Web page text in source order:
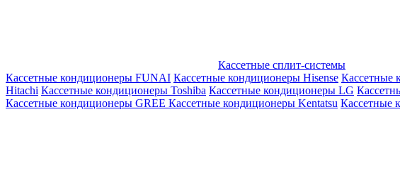
Кассетные сплит-системы
Кассетные кондиционеры FUNAI Кассетные кондиционеры Hisense Кассетные
Hitachi Кассетные кондиционеры Toshiba Кассетные кондиционеры LG
Кассетные кондиционеры GREE Кассетные кондиционеры Kentatsu Кассетные